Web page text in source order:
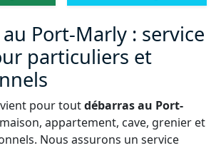
Port-Marly : service
particuliers et
pour toutdébarras au Port-
appartement, cave, grenier et
Nous assurons un service